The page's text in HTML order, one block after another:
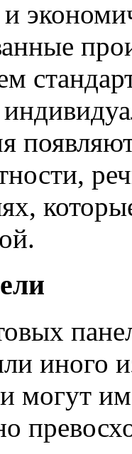
иного
могут